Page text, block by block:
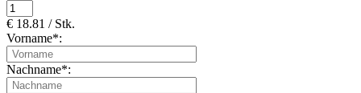
€ 18.81 / Stk.
Vorname*:
Nachname*: